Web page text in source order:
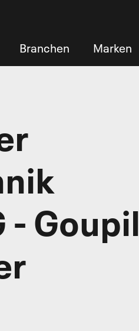
Branchen Marken
- Goupil